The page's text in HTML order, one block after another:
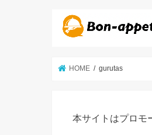
HOME gurutas
本サイトはプロモ